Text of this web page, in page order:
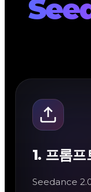
1. 프롬프
Seedance 2.0